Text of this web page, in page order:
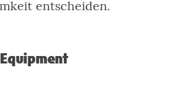
entscheiden.